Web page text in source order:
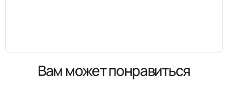
Вам может понравиться